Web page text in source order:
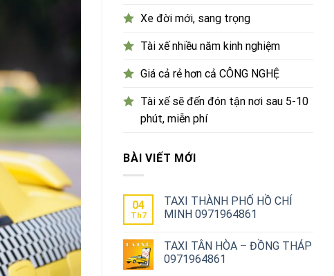
Xe đời mới, sang trọng
Tài xế nhiều năm kinh nghiệm
Giá cả rẻ hơn cả CÔNG NGHỆ
Tài xế sẽ đến đón tận nơi sau 5-10
phút, miễn phí
BÀI VIẾT MỚI
04
Th7
TAXI THÀNH PHỐ HỒ CHÍ
MINH 0971964861
TAXI TÂN HÒA – ĐỒNG THÁP
0971964861